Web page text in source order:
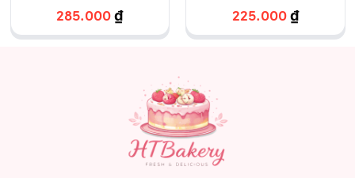
YOU kèm lịch
mouse chanh
285.000₫
mix vị
225.000₫